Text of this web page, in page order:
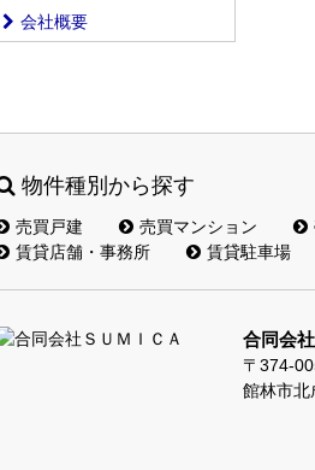
会社概要
物件種別から探す
売買戸建 売買マンション
賃貸店舗・事務所
賃貸駐車場
合同会
〒374-
館林市北